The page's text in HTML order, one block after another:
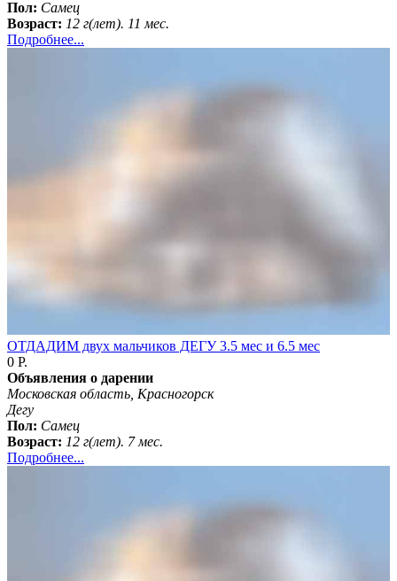
Пол: Самец
Возраст: 12 г(лет). 11 мес.
Подробнее...
ОТДАДИМ двух мальчиков ДЕГУ 3.5 мес и 6.5 мес
0 Р.
Объявления о дарении
Московская область, Красногорск
Дегу
Пол: Самец
Возраст: 12 г(лет). 7 мес.
Подробнее...